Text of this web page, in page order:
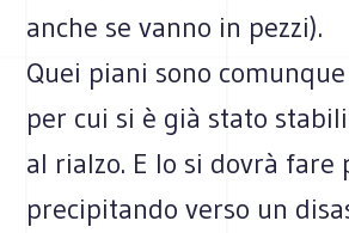
anche se vanno in pezzi).
Quei piani sono
per cui si è già stato
al rialzo. E lo si dovrà
precipitando verso un